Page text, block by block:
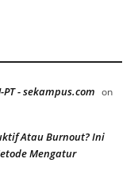
- sekampus.com on
Atau Burnout? Ini
Mengatur